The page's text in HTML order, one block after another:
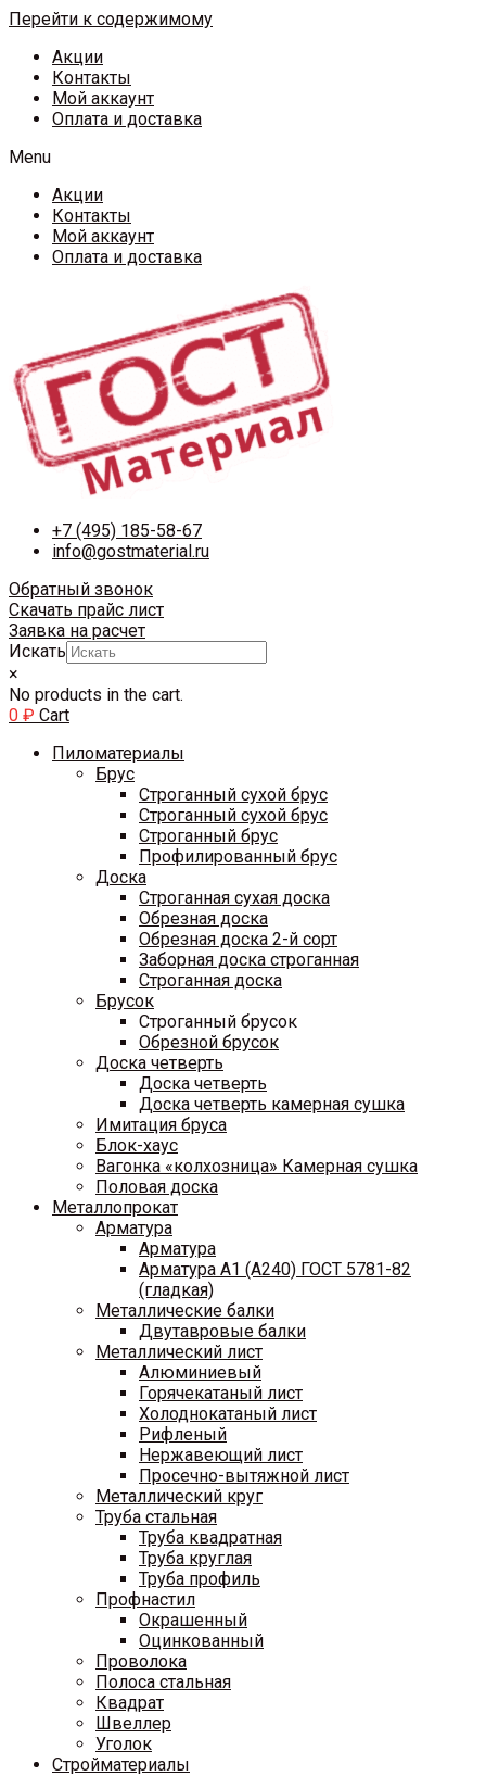
Перейти к содержимому
Акции
Контакты
Мой аккаунт
Оплата и доставка
Menu
Акции
Контакты
Мой аккаунт
Оплата и доставка
+7 (495) 185-58-67
info@gostmaterial.ru
Обратный звонок
Скачать прайс лист
Заявка на расчет
Искать
×
No products in the cart.
0 ₽ Cart
Пиломатериалы
Брус
Строганный сухой брус
Строганный сухой брус
Строганный брус
Профилированный брус
Доска
Строганная сухая доска
Обрезная доска
Обрезная доска 2-й сорт
Заборная доска строганная
Строганная доска
Брусок
Строганный брусок
Обрезной брусок
Доска четверть
Доска четверть
Доска четверть камерная сушка
Имитация бруса
Блок-хаус
Вагонка «колхозница» Камерная сушка
Половая доска
Металлопрокат
Арматура
Арматура
Арматура A1 (A240) ГОСТ 5781-82
(гладкая)
Металлические балки
Двутавровые балки
Металлический лист
Алюминиевый
Горячекатаный лист
Холоднокатаный лист
Рифленый
Нержавеющий лист
Просечно-вытяжной лист
Металлический круг
Труба стальная
Труба квадратная
Труба круглая
Труба профиль
Профнастил
Окрашенный
Оцинкованный
Проволока
Полоса стальная
Квадрат
Швеллер
Уголок
Стройматериалы